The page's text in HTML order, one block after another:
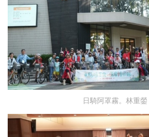
日騎阿罩霧。林重鎣